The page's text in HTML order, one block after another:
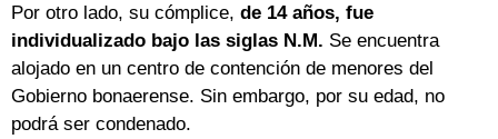
Por otro lado, su cómplice, de 14 años, fue
individualizado bajo las siglas N.M. Se encuentra
alojado en un centro de contención de menores del
Gobierno bonaerense. Sin embargo, por su edad, no
podrá ser condenado.